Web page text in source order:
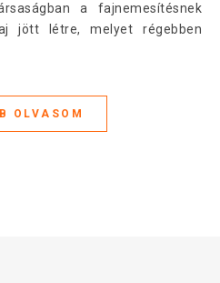
jött létre, melyet régebben
OLVASOM